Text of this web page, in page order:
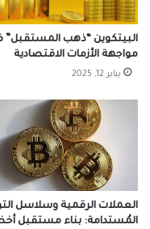
البيتكوين “ذهب المستقبل”
مواجهة الأزمات الاقتصادية
يناير 12, 2025
العملات الرقمية وسلاسل
المُستدامة: بناء مستقبل